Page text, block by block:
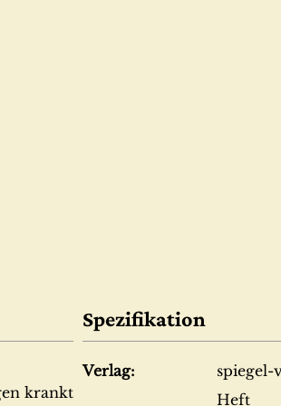
krankt
Spezifikation
Verlag:
spiegel-
Heft